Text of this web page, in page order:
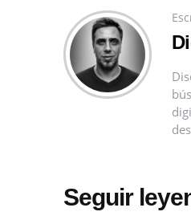
Seguir